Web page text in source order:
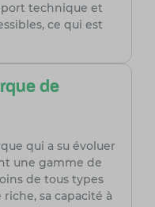
technique et
ce qui est
de
qui a su évoluer
une gamme de
de tous types
sa capacité à